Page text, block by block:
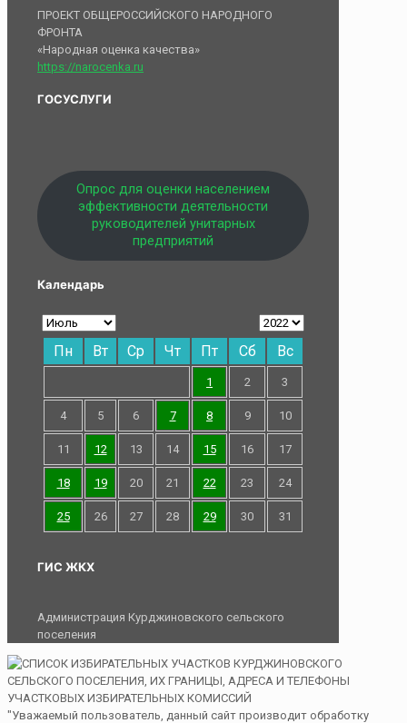
ПРОЕКТ ОБЩЕРОССИЙСКОГО НАРОДНОГО
ФРОНТА
«Народная оценка качества»
https://narocenka.ru
ГОСУСЛУГИ
Опрос для оценки населением
эффективности деятельности
руководителей унитарных
предприятий
Календарь
Пн Вт Ср Чт Пт Сб Вс
1 2 3
4 5 6 7 8 9 10
11 12 13 14 15 16 17
18 19 20 21 22 23 24
25 26 27 28 29 30 31
ГИС ЖКХ
Администрация Курджиновского сельского
поселения
"Уважаемый пользователь, данный сайт производит обработку